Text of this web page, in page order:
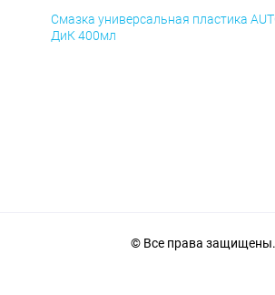
Смазка универсальная пластика
ДиК 400мл
© Все права защищены.